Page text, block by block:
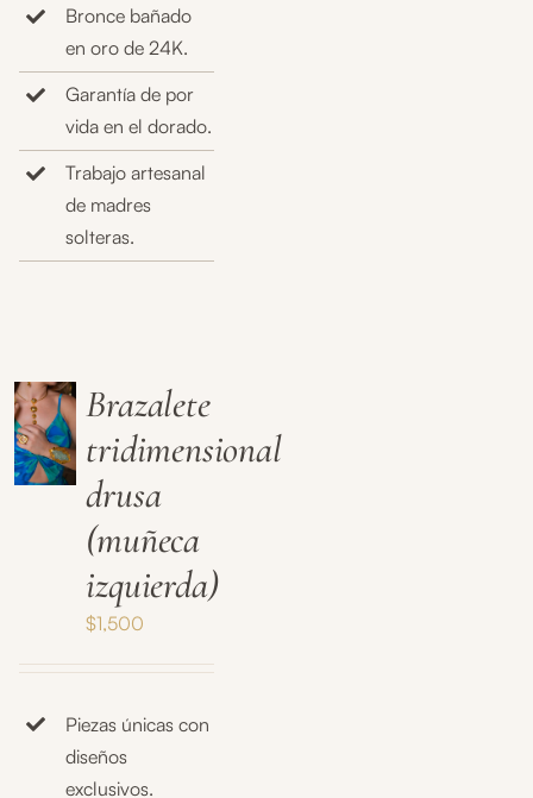
Bronce bañado
en oro de 24K.
Garantía de por
vida en el dorado.
Trabajo artesanal
de madres
solteras.
Brazalete
tridimensional
drusa
(muñeca
izquierda)
$1,500
Piezas únicas con
diseños
exclusivos.